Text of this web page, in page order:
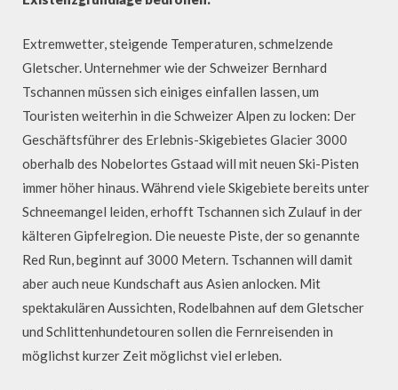
Extremwetter, steigende Temperaturen, schmelzende
Gletscher. Unternehmer wie der Schweizer Bernhard
Tschannen müssen sich einiges einfallen lassen, um
Touristen weiterhin in die Schweizer Alpen zu locken: Der
Geschäftsführer des Erlebnis-Skigebietes Glacier 3000
oberhalb des Nobelortes Gstaad will mit neuen Ski-Pisten
immer höher hinaus. Während viele Skigebiete bereits unter
Schneemangel leiden, erhofft Tschannen sich Zulauf in der
kälteren Gipfelregion. Die neueste Piste, der so genannte
Red Run, beginnt auf 3000 Metern. Tschannen will damit
aber auch neue Kundschaft aus Asien anlocken. Mit
spektakulären Aussichten, Rodelbahnen auf dem Gletscher
und Schlittenhundetouren sollen die Fernreisenden in
möglichst kurzer Zeit möglichst viel erleben.